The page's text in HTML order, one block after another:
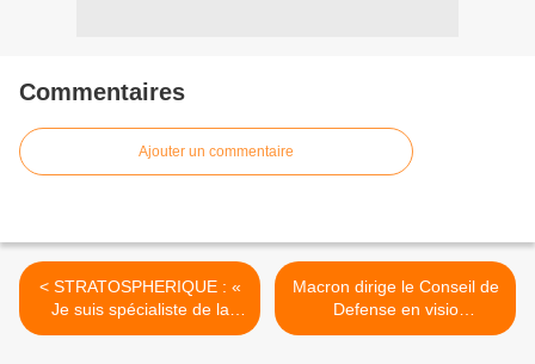
Commentaires
Ajouter un commentaire
< STRATOSPHERIQUE : «
Je suis spécialiste de la
réparation du préjudice
Macron dirige le Conseil de
Defense en visio
conférence de Brégançon >